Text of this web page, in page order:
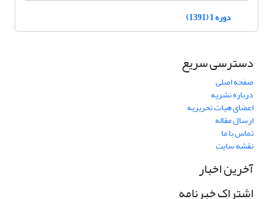
دوره 1 (1391)
دسترسی سریع
صفحه اصلی
درباره نشریه
اعضای هیات تحریریه
ارسال مقاله
تماس با ما
نقشه سایت
آخرین اخبار
اشتراک خبرنامه